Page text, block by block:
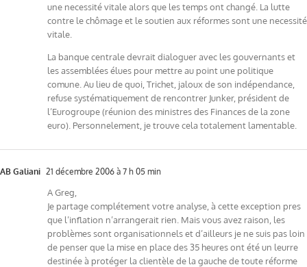
une necessité vitale alors que les temps ont changé. La lutte
contre le chômage et le soutien aux réformes sont une necessité
vitale.
La banque centrale devrait dialoguer avec les gouvernants et
les assemblées élues pour mettre au point une politique
comune. Au lieu de quoi, Trichet, jaloux de son indépendance,
refuse systématiquement de rencontrer Junker, président de
l’Eurogroupe (réunion des ministres des Finances de la zone
euro). Personnelement, je trouve cela totalement lamentable.
AB Galiani 21 décembre 2006 à 7 h 05 min
A Greg,
Je partage complétement votre analyse, à cette exception pres
que l’inflation n’arrangerait rien. Mais vous avez raison, les
problèmes sont organisationnels et d’ailleurs je ne suis pas loin
de penser que la mise en place des 35 heures ont été un leurre
destinée à protéger la clientèle de la gauche de toute réforme